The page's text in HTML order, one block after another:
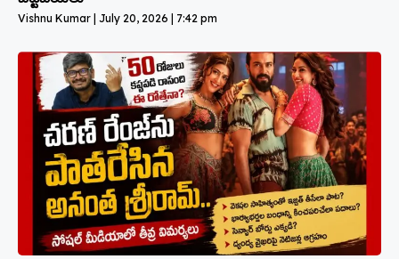
Vishnu Kumar July 20, 2026 7:42 pm